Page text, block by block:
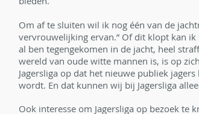
Om af te sluiten wil ik nog één van de
vervrouwelijking ervan.” Of dit klopt kan
al ben tegengekomen in de jacht, heel
wereld van oude witte mannen is, is op
Jagersliga op dat het nieuwe publiek
wordt. En dat kunnen wij bij Jagersliga
Ook interesse om Jagersliga op bezoek te